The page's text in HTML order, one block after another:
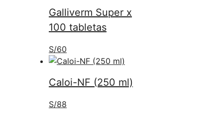
Galliverm Super x
100 tabletas
S/60
Caloi-NF (250 ml)
S/88